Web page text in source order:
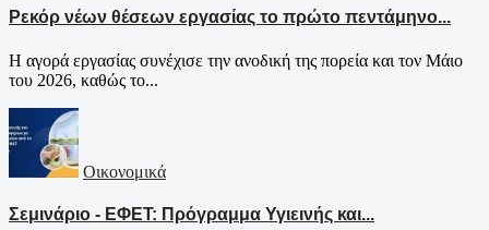
Ρεκόρ νέων θέσεων εργασίας το πρώτο πεντάμηνο...
Η αγορά εργασίας συνέχισε την ανοδική της πορεία και τον Μάιο
του 2026, καθώς το...
Οικονομικά
Σεμινάριο - ΕΦΕΤ: Πρόγραμμα Υγιεινής και...